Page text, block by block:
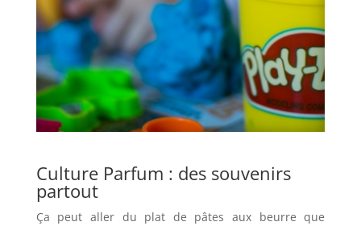
Culture Parfum : des souvenirs
partout
Ça peut aller du plat de pâtes aux beurre que